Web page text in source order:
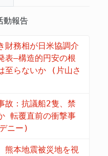
動報告
財務相が日米協調介
表―構造的円安の根
至らないか (片山さ
故：抗議船2隻、禁
転覆直前の衝撃事
ニー)
熊本地震被災地を視